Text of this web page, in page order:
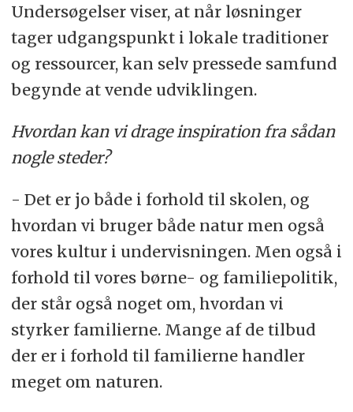
Undersøgelser viser, at når løsninger
tager udgangspunkt i lokale traditioner
og ressourcer, kan selv pressede samfund
begynde at vende udviklingen.
Hvordan kan vi drage inspiration fra sådan
nogle steder?
- Det er jo både i forhold til skolen, og
hvordan vi bruger både natur men også
vores kultur i undervisningen. Men også i
forhold til vores børne- og familiepolitik,
der står også noget om, hvordan vi
styrker familierne. Mange af de tilbud
der er i forhold til familierne handler
meget om naturen.